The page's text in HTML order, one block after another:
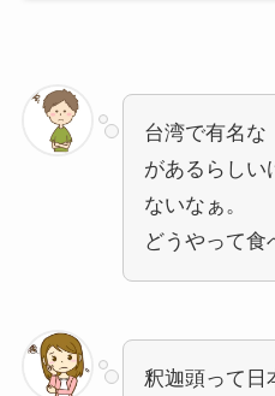
台湾で有名な
があるらしい
ないなぁ。
どうやって食
釈迦頭って日